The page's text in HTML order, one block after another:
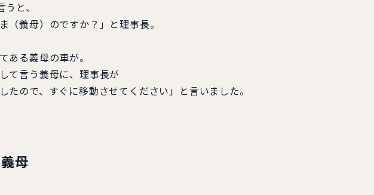
と、
（義母）のですか？」と理事長。
ある義母の車が。
て言う義母に、理事長が
たので、すぐに移動させてください」と言いました。
母